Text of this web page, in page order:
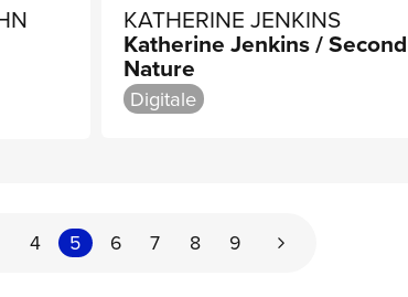
KATHERINE JENKINS
Katherine Jenkins / Second
Nature
Digitale
4 5 6 7 8 9